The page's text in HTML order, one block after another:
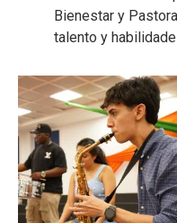
Bienestar y
talento y